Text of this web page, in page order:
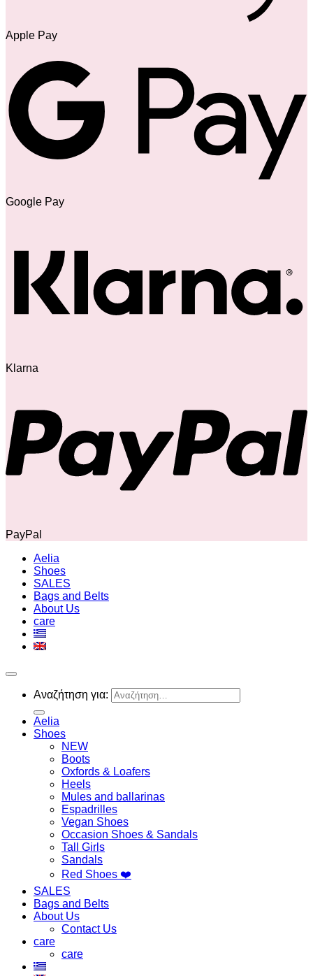
Apple Pay
Google Pay
Klarna
PayPal
Aelia
Shoes
SALES
Bags and Belts
About Us
care
Αναζήτηση για:
Aelia
Shoes
NEW
Boots
Oxfords & Loafers
Heels
Mules and ballarinas
Espadrilles
Vegan Shoes
Occasion Shoes & Sandals
Tall Girls
Sandals
Red Shoes ❤️
SALES
Bags and Belts
About Us
Contact Us
care
care